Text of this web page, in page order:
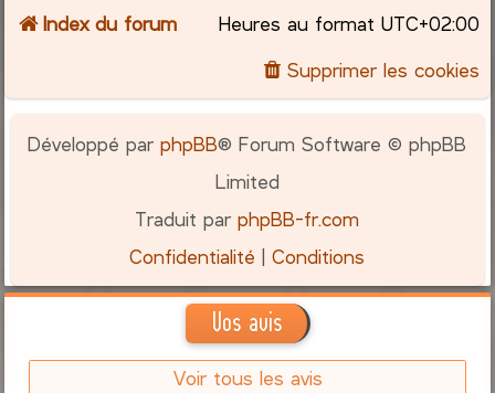
c
h
Index du forum Heures au format UTC+02:00
Supprimer les cookies
Développé parphpBB® Forum Software © phpBB
Limited
Traduit parphpBB-fr.com
Confidentialité |Conditions
Vos avis
Voir tous les avis